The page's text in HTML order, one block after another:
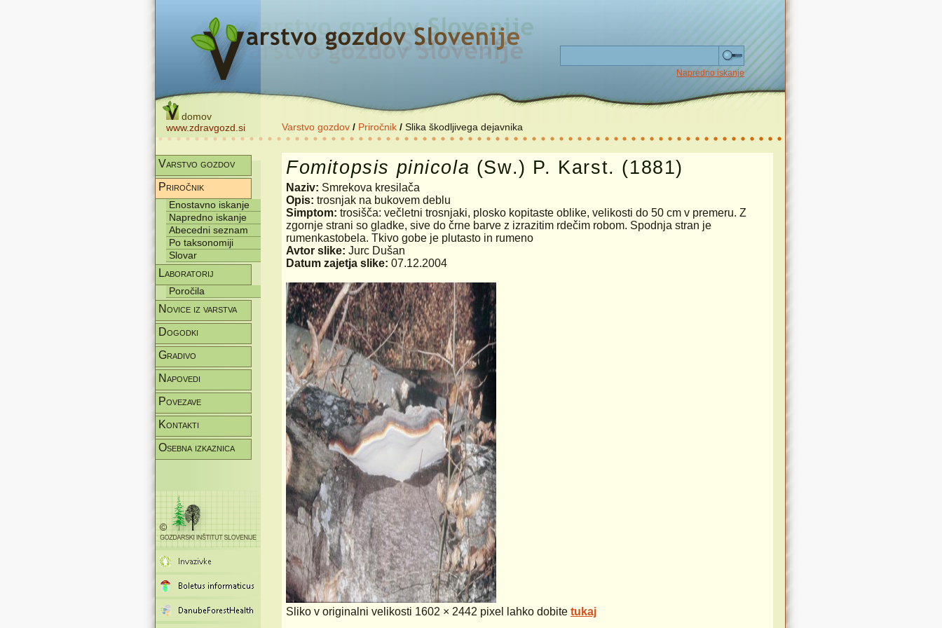
Napredno iskanje
domov
www.zdravgozd.si
Varstvo gozdov / Priročnik / Slika škodljivega dejavnika
Varstvo gozdov
Priročnik
Enostavno iskanje
Napredno iskanje
Abecedni seznam
Po taksonomiji
Slovar
Laboratorij
Poročila
Novice iz varstva
Dogodki
Gradivo
Napovedi
Povezave
Kontakti
Osebna izkaznica
Fomitopsis pinicola (Sw.) P. Karst. (1881)
Naziv: Smrekova kresilača
Opis: trosnjak na bukovem deblu
Simptom: trosišča: večletni trosnjaki, plosko kopitaste oblike, velikosti do 50 cm v premeru. Z
zgornje strani so gladke, sive do črne barve z izrazitim rdečim robom. Spodnja stran je
rumenkastobela. Tkivo gobe je plutasto in rumeno
Avtor slike: Jurc Dušan
Datum zajetja slike: 07.12.2004
Sliko v originalni velikosti 1602 × 2442 pixel lahko dobite tukaj